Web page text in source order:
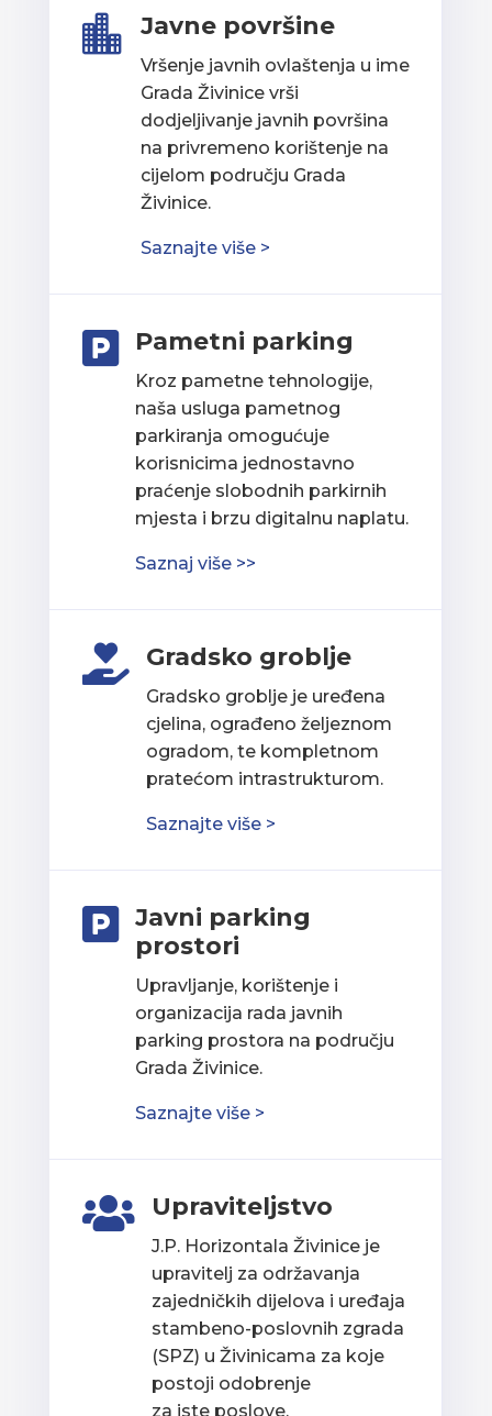
 Javne površine
Vršenje javnih ovlaštenja u ime
Grada Živinice vrši
dodjeljivanje javnih površina
na privremeno korištenje na
cijelom području Grada
Živinice.
Saznajte više >
 Pametni parking
Kroz pametne tehnologije,
naša usluga pametnog
parkiranja omogućuje
korisnicima jednostavno
praćenje slobodnih parkirnih
mjesta i brzu digitalnu naplatu.
Saznaj više >>
 Gradsko groblje
Gradsko groblje je uređena
cjelina, ograđeno željeznom
ogradom, te kompletnom
pratećom intrastrukturom.
Saznajte više >

Javni parking
prostori
Upravljanje, korištenje i
organizacija rada javnih
parking prostora na području
Grada Živinice.
Saznajte više >
 Upraviteljstvo
J.P. Horizontala Živinice je
upravitelj za održavanja
zajedničkih dijelova i uređaja
stambeno-poslovnih zgrada
(SPZ) u Živinicama za koje
postoji odobrenje
za iste poslove.